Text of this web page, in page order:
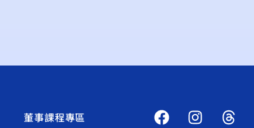
董事課程專區